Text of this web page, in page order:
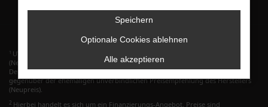
1 UVP bedeutet: Ehemalige unverbindliche Preisempfehlung des Herstellers
(Neupreis).
Der errechnete Preisvorteil sowie die angegebene Ersparnis errechnet sich
gegenüber der ehemaligen unverbindlichen Preisempfehlung des Herstellers
(Neupreis).
2 Hierbei handelt es sich um ein Finanzierungs-Angebot. Preise sind
Speichern
Optionale Cookies ablehnen
Alle akzeptieren